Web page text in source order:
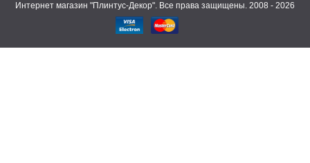
Интернет магазин "Плинтус-Декор". Все права защищены. 2008 - 2026